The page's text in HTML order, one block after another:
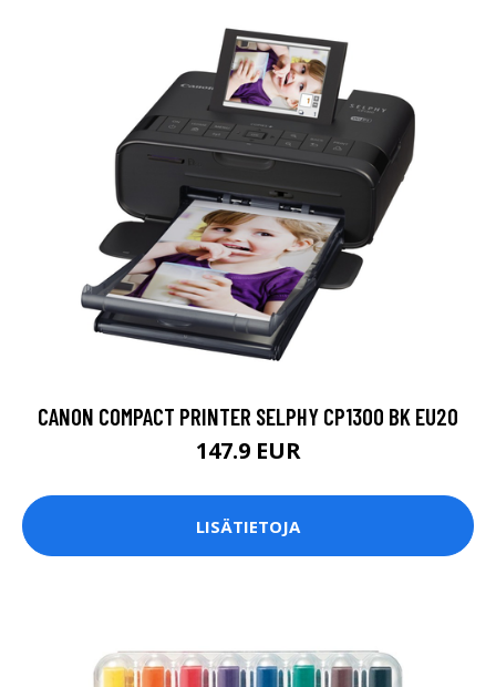
CANON COMPACT PRINTER SELPHY CP1300 BK EU20
147.9 EUR
LISÄTIETOJA